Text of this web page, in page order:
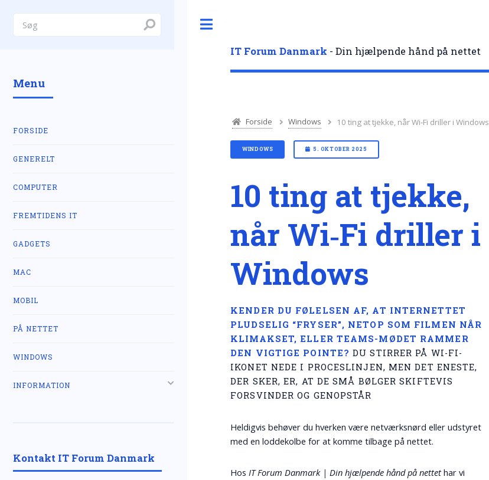
IT Forum Danmark - Din hjælpende hånd på nettet
Forside Windows 10 ting at tjekke, når Wi‑Fi driller i Windows
WINDOWS 5. OKTOBER 2025
10 ting at tjekke,
når Wi‑Fi driller i
Windows
KENDER DU FØLELSEN AF, AT INTERNETTET
PLUDSELIG “FRYSER”, NETOP SOM FILMEN NÅR
KLIMAKSET, ELLER TEAMS-MØDET RAMMER
DEN VIGTIGE POINTE? DU STIRRER PÅ WI-FI-
IKONET NEDE I PROCESLINJEN, MEN DET ENESTE,
DER SKER, ER, AT DE SMÅ BØLGER SKIFTEVIS
FORSVINDER OG GENOPSTÅR
Heldigvis behøver du hverken være netværksnørd eller udstyret
med en loddekolbe for at komme tilbage på nettet.
HosIT Forum Danmark | Din hjælpende hånd på nettethar vi
Menu
FORSIDE
GENERELT
COMPUTER
FREMTIDENS IT
GADGETS
MAC
MOBIL
PÅ NETTET
WINDOWS
INFORMATION
Kontakt IT Forum Danmark